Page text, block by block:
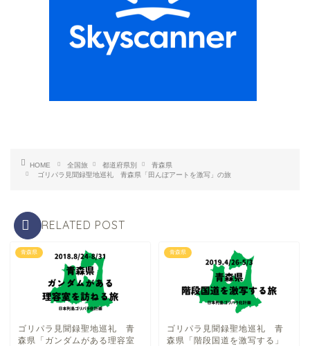
HOME 全国旅 都道府県別
青森県
ゴリパラ見聞録聖地巡礼 青森県「田んぼアートを激写」の旅
RELATED POST
青森県
ゴリパラ見聞録聖地巡礼 青
森県「ガンダムがある理容室
青森県
ゴリパラ見聞録聖地巡礼 青
森県「階段国道を激写する」